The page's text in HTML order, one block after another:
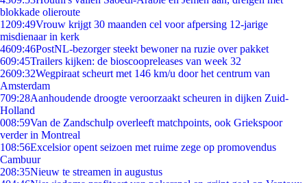
blokkade olieroute
1209:49Vrouw krijgt 30 maanden cel voor afpersing 12-jarige
misdienaar in kerk
4609:46PostNL-bezorger steekt bewoner na ruzie over pakket
609:45Trailers kijken: de bioscoopreleases van week 32
2609:32Wegpiraat scheurt met 146 km/u door het centrum van
Amsterdam
709:28Aanhoudende droogte veroorzaakt scheuren in dijken Zuid-
Holland
008:59Van de Zandschulp overleeft matchpoints, ook Griekspoor
verder in Montreal
108:56Excelsior opent seizoen met ruime zege op promovendus
Cambuur
208:35Nieuw te streamen in augustus